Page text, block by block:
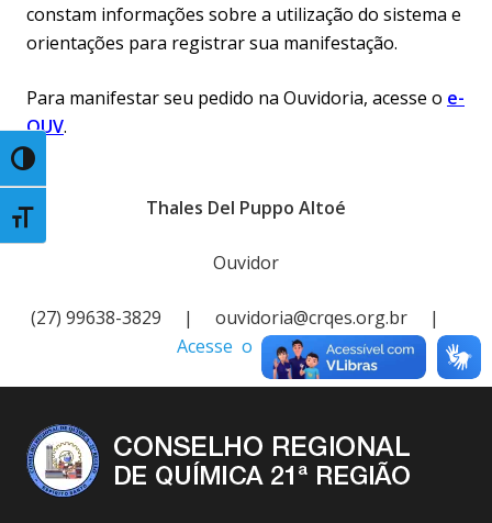
Toggle High Contrast
Toggle Font size
constam informações sobre a utilização do sistema e
orientações para registrar sua manifestação.
Para manifestar seu pedido na Ouvidoria, acesse o e-
OUV.
Thales Del Puppo Altoé
Ouvidor
(27) 99638-3829 | ouvidoria@crqes.org.br |
Acesse o e-OUV